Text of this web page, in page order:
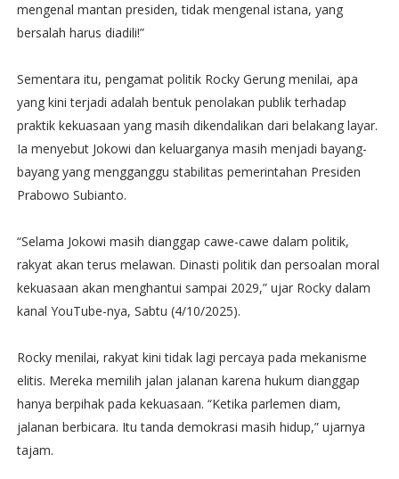
mengenal mantan presiden, tidak mengenal istana, yang
bersalah harus diadili!”
Sementara itu, pengamat politik Rocky Gerung menilai, apa
yang kini terjadi adalah bentuk penolakan publik terhadap
praktik kekuasaan yang masih dikendalikan dari belakang layar.
Ia menyebut Jokowi dan keluarganya masih menjadi bayang-
bayang yang mengganggu stabilitas pemerintahan Presiden
Prabowo Subianto.
“Selama Jokowi masih dianggap cawe-cawe dalam politik,
rakyat akan terus melawan. Dinasti politik dan persoalan moral
kekuasaan akan menghantui sampai 2029,” ujar Rocky dalam
kanal YouTube-nya, Sabtu (4/10/2025).
Rocky menilai, rakyat kini tidak lagi percaya pada mekanisme
elitis. Mereka memilih jalan jalanan karena hukum dianggap
hanya berpihak pada kekuasaan. “Ketika parlemen diam,
jalanan berbicara. Itu tanda demokrasi masih hidup,” ujarnya
tajam.